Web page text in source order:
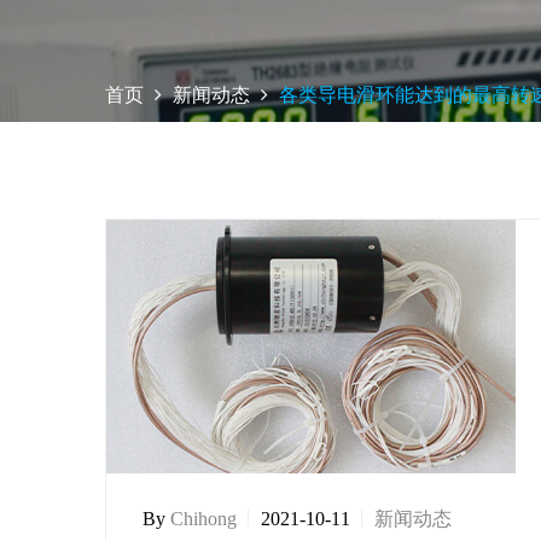
首页 新闻动态 各类导电滑环能达到的最高转
By Chihong 2021-10-11 新闻动态